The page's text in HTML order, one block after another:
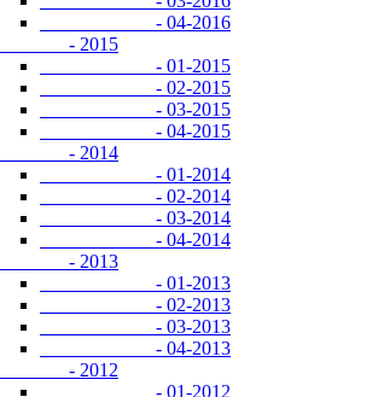
- 04-2016
- 2015
- 01-2015
- 02-2015
- 03-2015
- 04-2015
- 2014
- 01-2014
- 02-2014
- 03-2014
- 04-2014
- 2013
- 01-2013
- 02-2013
- 03-2013
- 04-2013
- 2012
- 01-2012